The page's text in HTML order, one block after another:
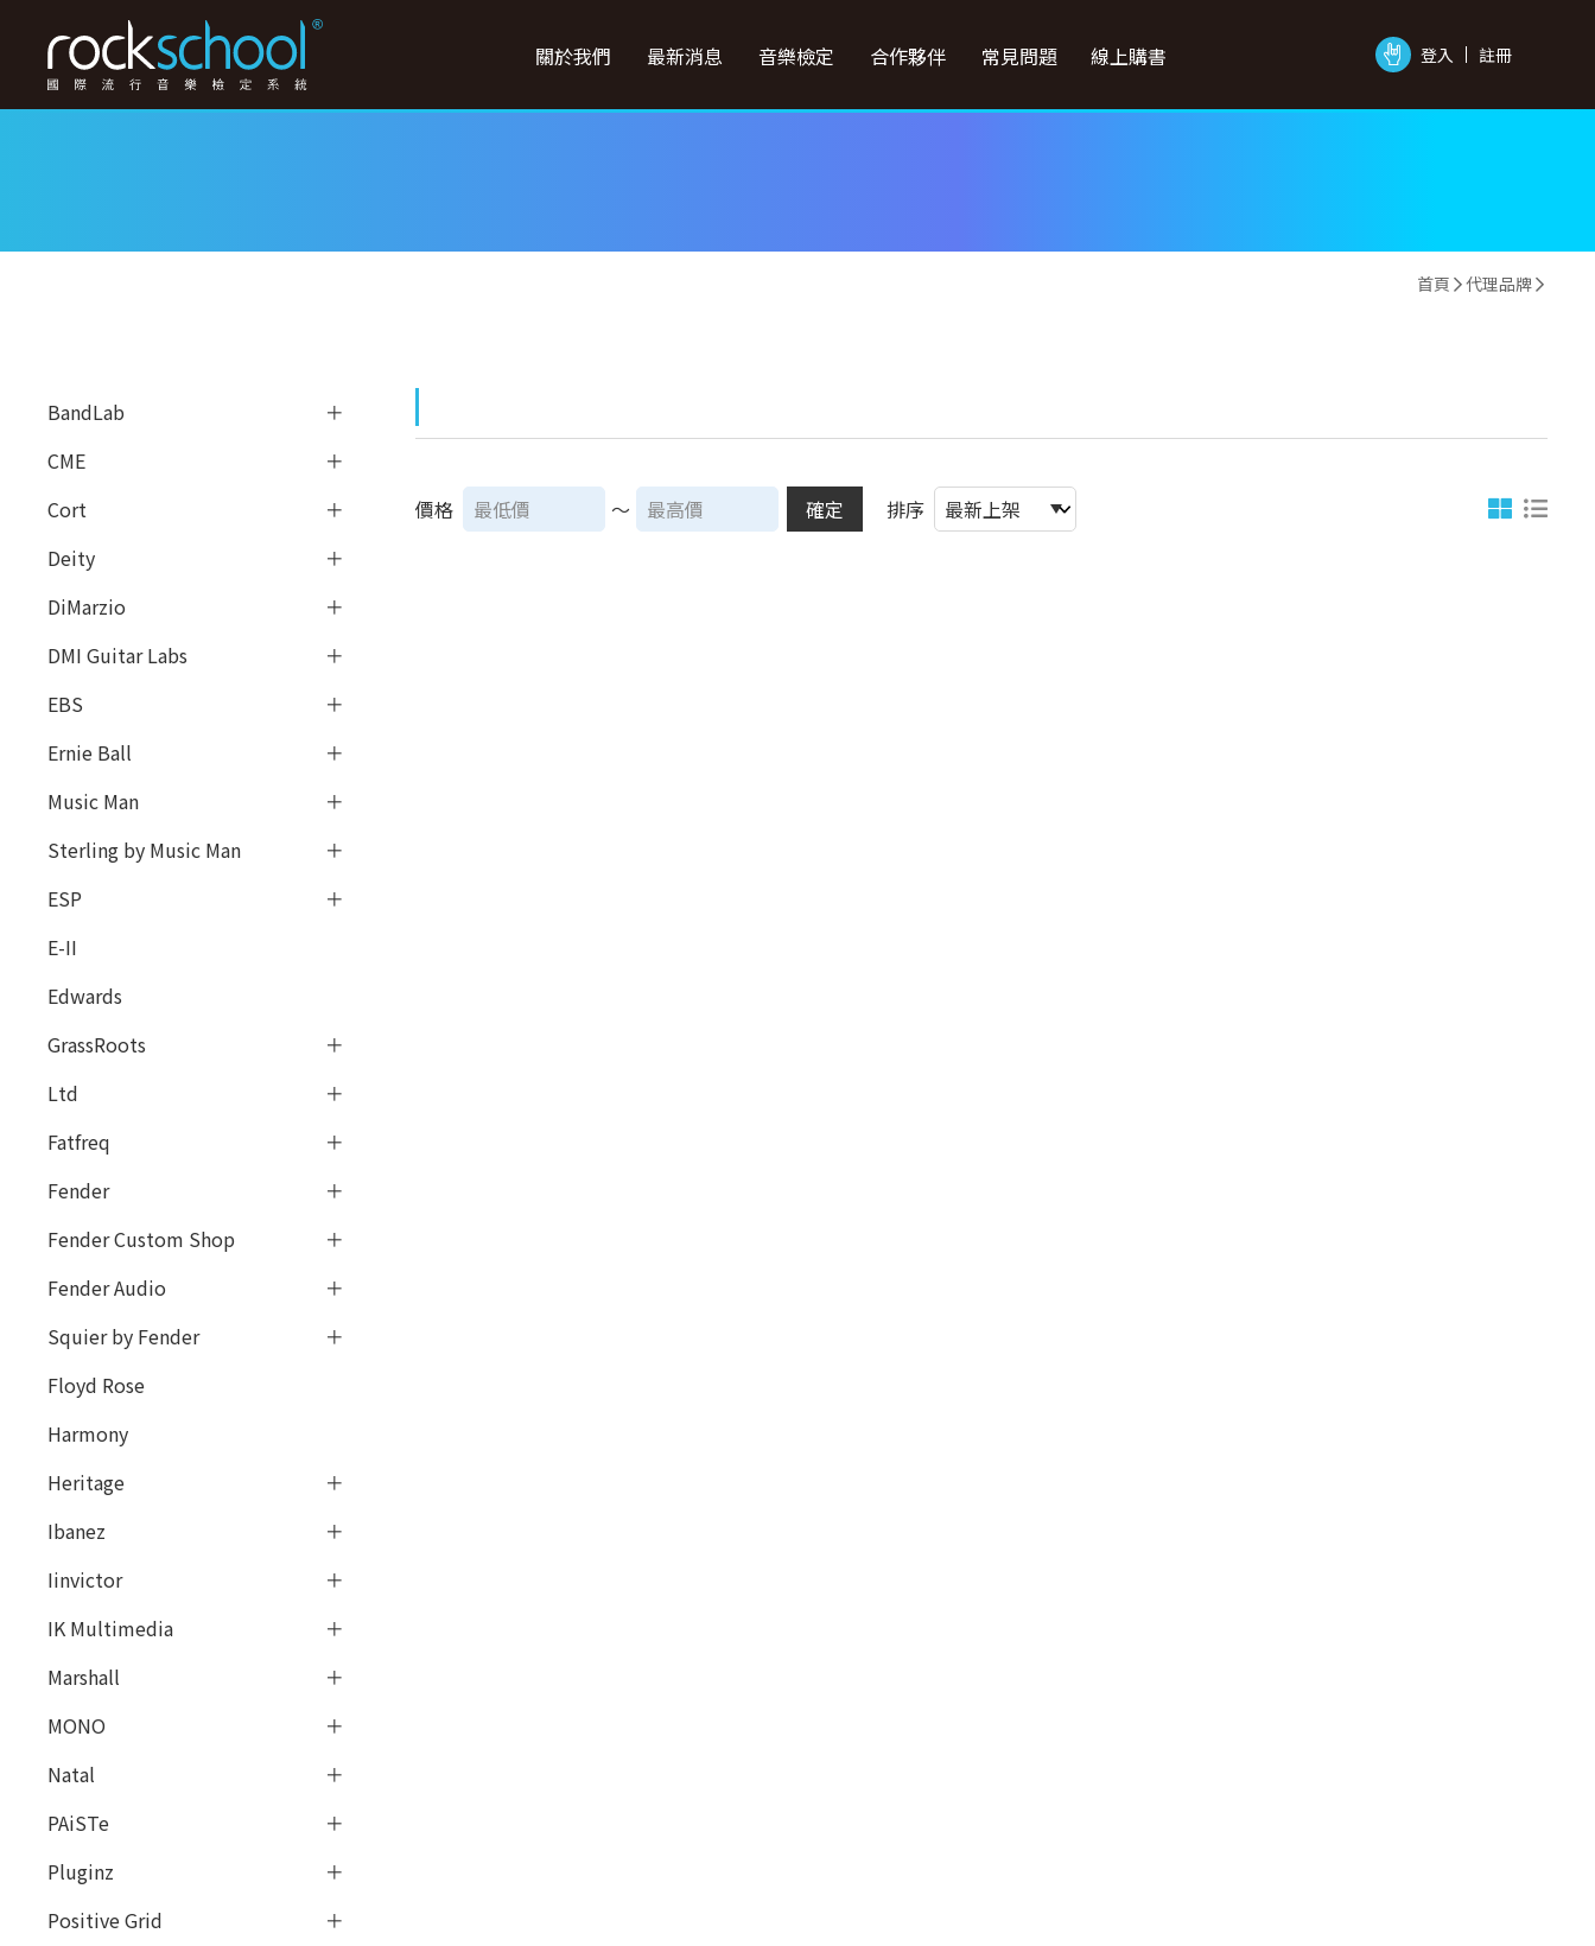
登入 註冊
關於我們 最新消息 音樂檢定 合作夥伴 常見問題 線上購書
首頁 代理品牌
BandLab
CME
Cort
Deity
DiMarzio
DMI Guitar Labs
EBS
Ernie Ball
Music Man
Sterling by Music Man
ESP
E-II
Edwards
GrassRoots
Ltd
Fatfreq
Fender
Fender Custom Shop
Fender Audio
Squier by Fender
Floyd Rose
Harmony
Heritage
Ibanez
Iinvictor
IK Multimedia
Marshall
MONO
Natal
PAiSTe
Pluginz
Positive Grid
價格 ～ 確定 排序